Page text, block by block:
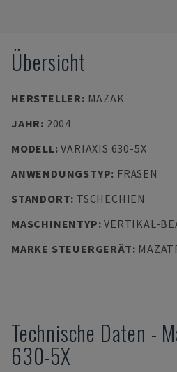
Übersicht
HERSTELLER: MAZAK
JAHR: 2004
MODELL:VARIAXIS 630-5X
ANWENDUNGSTYP: FRÄSEN
STANDORT: TSCHECHIEN
MASCHINENTYP:VERTIKAL-
MARKE STEUERGERÄT:
Technische Daten -
630-5X